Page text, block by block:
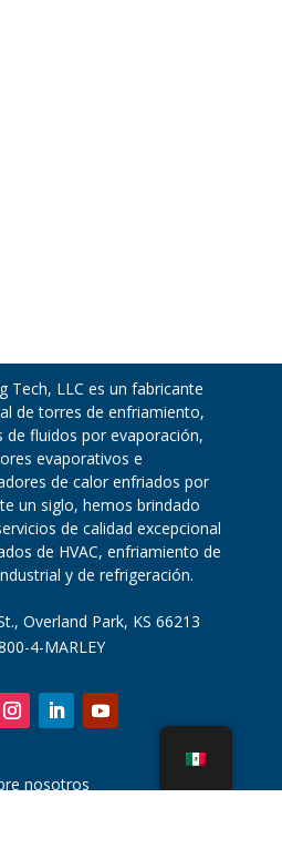
Tech, LLC es un fabricante
de torres de enfriamiento,
de fluidos por evaporación,
evaporativos e
de calor enfriados por
un siglo, hemos brindado
de calidad excepcional
de HVAC, enfriamiento de
y de refrigeración.
Overland Park, KS 66213
4-MARLEY
nosotros